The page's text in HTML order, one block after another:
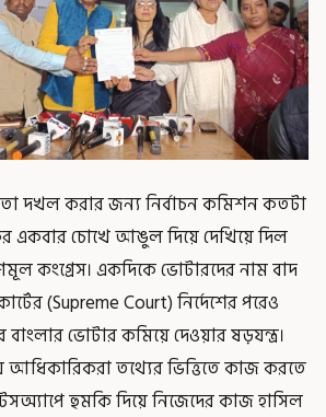
দখল করার জন্য নির্বাচন কমিশন কতটা
একবার চোখে আঙুল দিয়ে দেখিয়ে দিল
কংগ্রেস। একদিকে ভোটারদের নাম বাদ
(Supreme Court) নির্দেশের পরেও
ভোটার কমিয়ে দেওয়ার ষড়যন্ত্র।
আধিকারিকরা তথ্যের ভিত্তিতে কাজ করতে
হুমকি দিয়ে নিজেদের কাজ হাসিল